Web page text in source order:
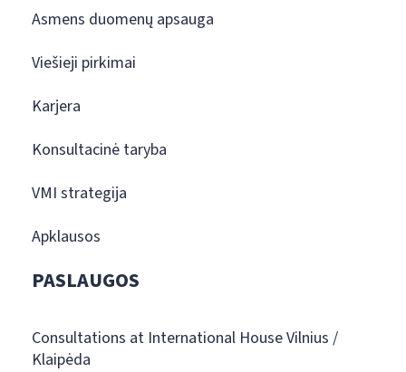
Asmens duomenų apsauga
Viešieji pirkimai
Karjera
Konsultacinė taryba
VMI strategija
Apklausos
PASLAUGOS
Consultations at International House Vilnius /
Klaipėda